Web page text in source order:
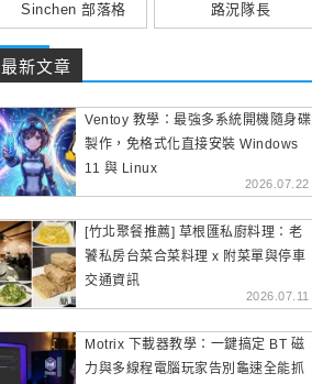
Sinchen 部落格 路況隊長
最新文章
Ventoy 教學：最強多系統開機隨身碟
製作，免格式化直接安裝 Windows
11 與 Linux
2026.07.22
[竹北聚餐推薦] 草根匯私廚料理：老
饕私房台菜合菜料理 x 附菜單與停車
交通資訊
2026.07.11
Motrix 下載器教學：一鍵搞定 BT 磁
力與多線程電腦玩家告別龜速全能抓